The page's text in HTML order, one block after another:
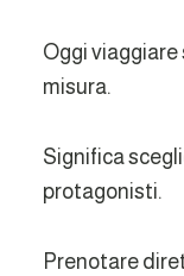
Oggi
misura.
Significa
protagonisti.
Prenotare